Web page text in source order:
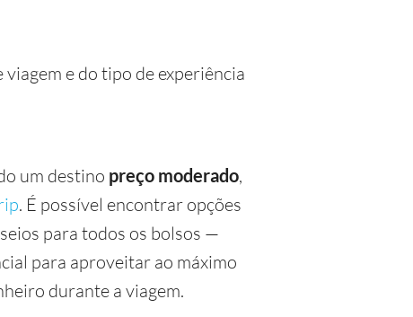
e do tipo de experiência
um destino preço moderado,
. É possível encontrar opções
para todos os bolsos —
para aproveitar ao máximo
durante a viagem.